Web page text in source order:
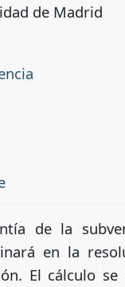
de Madrid
de la
en la
El cálculo se